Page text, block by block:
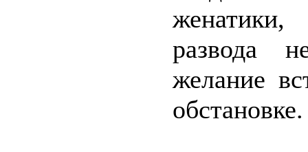
развода
желание
обстановке.